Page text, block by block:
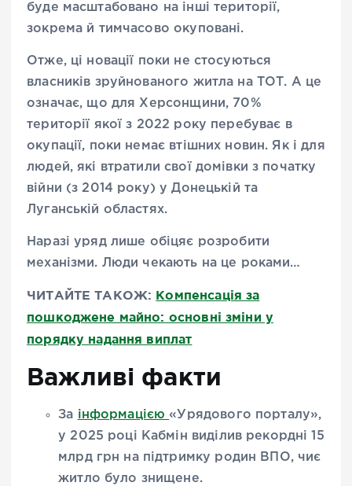
буде масштабовано на інші території,
зокрема й тимчасово окуповані.
Отже, ці новації поки не стосуються
власників зруйнованого житла на ТОТ. А це
означає, що для Херсонщини, 70%
території якої з 2022 року перебуває в
окупації, поки немає втішних новин. Як і для
людей, які втратили свої домівки з початку
війни (з 2014 року) у Донецькій та
Луганській областях.
Наразі уряд лише обіцяє розробити
механізми. Люди чекають на це роками…
ЧИТАЙТЕ ТАКОЖ: Компенсація за
пошкоджене майно: основні зміни у
порядку надання виплат
Важливі факти
За інформацією«Урядового порталу»,
у 2025 році Кабмін виділив рекордні 15
млрд грн на підтримку родин ВПО, чиє
житло було знищене.